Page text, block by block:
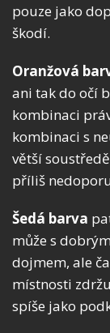
pouze jako
škodí.
Oranžová
ani tak do očí
kombinaci
kombinaci s
větší
příliš
Šedá barva
může s
dojmem, ale
místnosti
spíše jako